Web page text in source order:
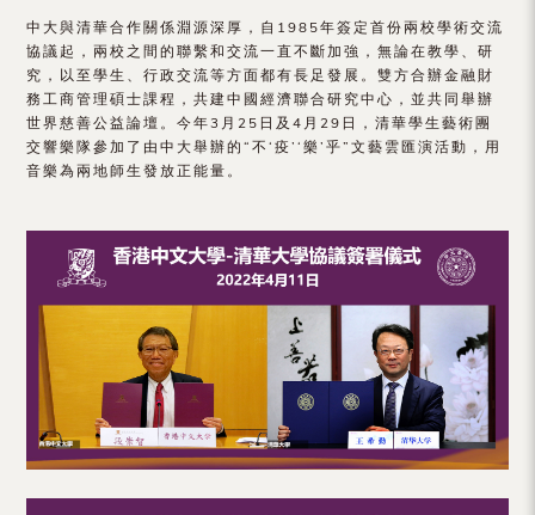
中大與清華合作關係淵源深厚，自1985年簽定首份兩校學術交流
協議起，兩校之間的聯繫和交流一直不斷加強，無論在教學、研
究，以至學生、行政交流等方面都有長足發展。雙方合辦金融財
務工商管理碩士課程，共建中國經濟聯合研究中心，並共同舉辦
世界慈善公益論壇。今年3月25日及4月29日，清華學生藝術團
交響樂隊參加了由中大舉辦的“不‘疫’‘樂’乎”文藝雲匯演活動，用
音樂為兩地師生發放正能量。